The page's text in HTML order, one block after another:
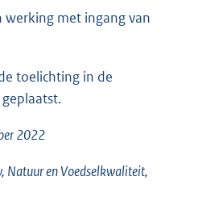
werking met ingang van
toelichting in de
2022
Natuur en Voedselkwaliteit,